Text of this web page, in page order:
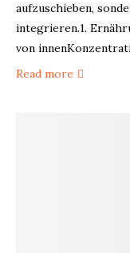
aufzuschieben,
integrieren.1.
von
Read more